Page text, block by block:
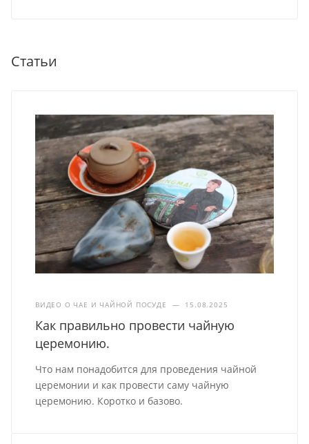
Статьи
ВИДЕО О ЧАЕ И ЧАЙНОЙ ПОСУДЕ — 15.08.2025
Как правильно провести чайную
церемонию.
Что нам понадобится для проведения чайной
церемонии и как провести саму чайную
церемонию. Коротко и базово.